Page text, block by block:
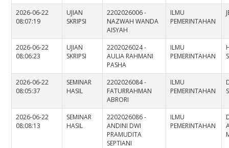
2026-06-22
08:07:19
UJIAN
SKRIPSI
2202026006 -
NAZWAH WANDA
AISYAH
ILMU
PEMERINTAHAN
2026-06-22
08:06:23
UJIAN
SKRIPSI
2202026024 -
AULIA RAHMANI
PASHA
ILMU
PEMERINTAHAN
2026-06-22
08:05:37
SEMINAR
HASIL
2202026084 -
FATURRAHMAN
ABRORI
ILMU
PEMERINTAHAN
2026-06-22
08:08:13
SEMINAR
HASIL
2202026086 -
ANDINI DWI
PRAMUDITA
SEPTIANI
ILMU
PEMERINTAHAN